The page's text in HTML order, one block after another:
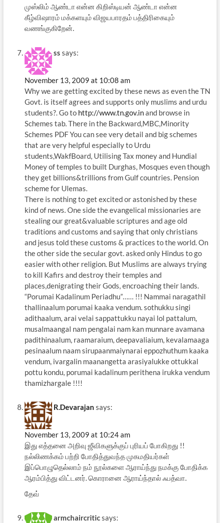
முஸ்லிம் ஆண்டா என்ன கிறிஸ்டியன் ஆண்டா என்ன
கீழ்விஷாரம் மக்களயும் விஜயபாரதம் பத்திரிகையும்
வணங்குகிறேன்.
ss says:
November 13, 2009 at 10:08 am
Why we are getting excited by these news as even the TN
Govt. is itself agrees and supports only muslims and urdu
students?. Go to http://www.tn.gov.inand browse in
Schemes tab. There in the Backward,MBC,Minority
Schemes PDF You can see very detail and big schemes
that are very helpful especially to Urdu
students,WakfBoard, Utilising Tax money and Hundial
Money of temples to built Durghas, Mosques even though
they get billions&trillions from Gulf countries. Pension
scheme for Ulemas.
There is nothing to get excited or astonished by these
kind of news. One side the evangelical missionaries are
stealing our great&valuable scriptures and age old
traditions and customs and saying that only christians
and jesus told these customs & practices to the world. On
the other side the secular govt. asked only Hindus to go
easier with other religion. But Muslims are always trying
to kill Kafirs and destroy their temples and
places,denigrating their Gods, encroaching their lands.
“Porumai Kadalinum Periadhu”…… !!! Nammai naragathil
thallinaalum porumai kaaka vendum. sothukku singi
adithaalum, arai velai sappattukku nayai lol pattalum,
musalmaangal nam pengalai nam kan munnare avamana
padithinaalum, raamaraium, deepavaliaium, kevalamaaga
pesinaalum naam sirupaanmaiynarai eppozhuthum kaaka
vendum, ivargalin maanangetta arasiyalukke ottukkal
pottu kondu, porumai kadalinum perithena irukka vendum
thamizhargale !!!!
R.Devarajan says:
November 13, 2009 at 10:24 am
இது எத்தனை அறிவு ஜீவிகளுக்குப் புரியப் போகிறது !!
நல்லிணக்கம் பற்றி போதித்துவந்த முகமதியர்கள்
இப்பொழுதெல்லாம் நம் நூல்களை ஆராய்ந்து நமக்கு போதிக்க
ஆரம்பித்து விட்டனர். கொரானை ஆராய்ந்தால் ஃபத்வா.
தேவ்
armchaircriticsays: